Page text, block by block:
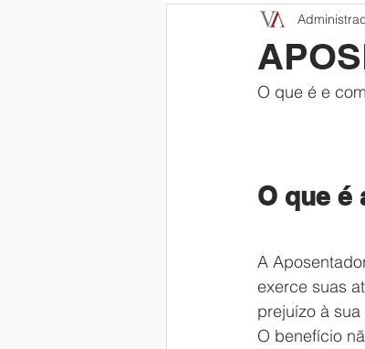
O que é e
O que é
A
exerce suas
prejuízo à
O benefício